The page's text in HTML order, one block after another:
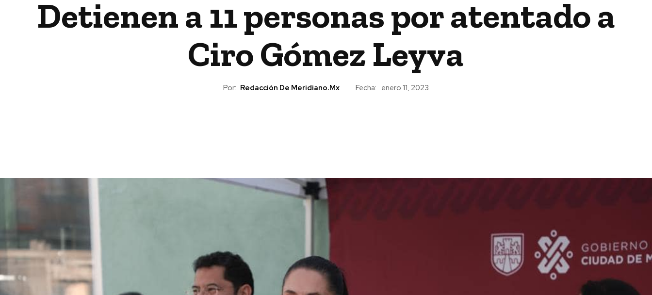
Detienen a 11 personas por atentado a
Ciro Gómez Leyva
Por: Redacción De Meridiano.mx Fecha: enero 11, 2023